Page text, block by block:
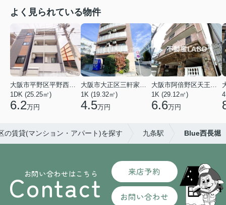
よく見られている物件
大阪市平野区平野西３丁目
1DK (25.25㎡)
6.2万円
大阪市大正区三軒家東４丁目
1K (19.32㎡)
4.5万円
大阪市阿倍野区天王寺町南２丁目
1K (29.12㎡)
6.6万円
の賃貸(マンション・アパート)を探す 九条駅 Blue西長堀
お問い合わせはこちら
Contact 来店予約
お問い合わせ